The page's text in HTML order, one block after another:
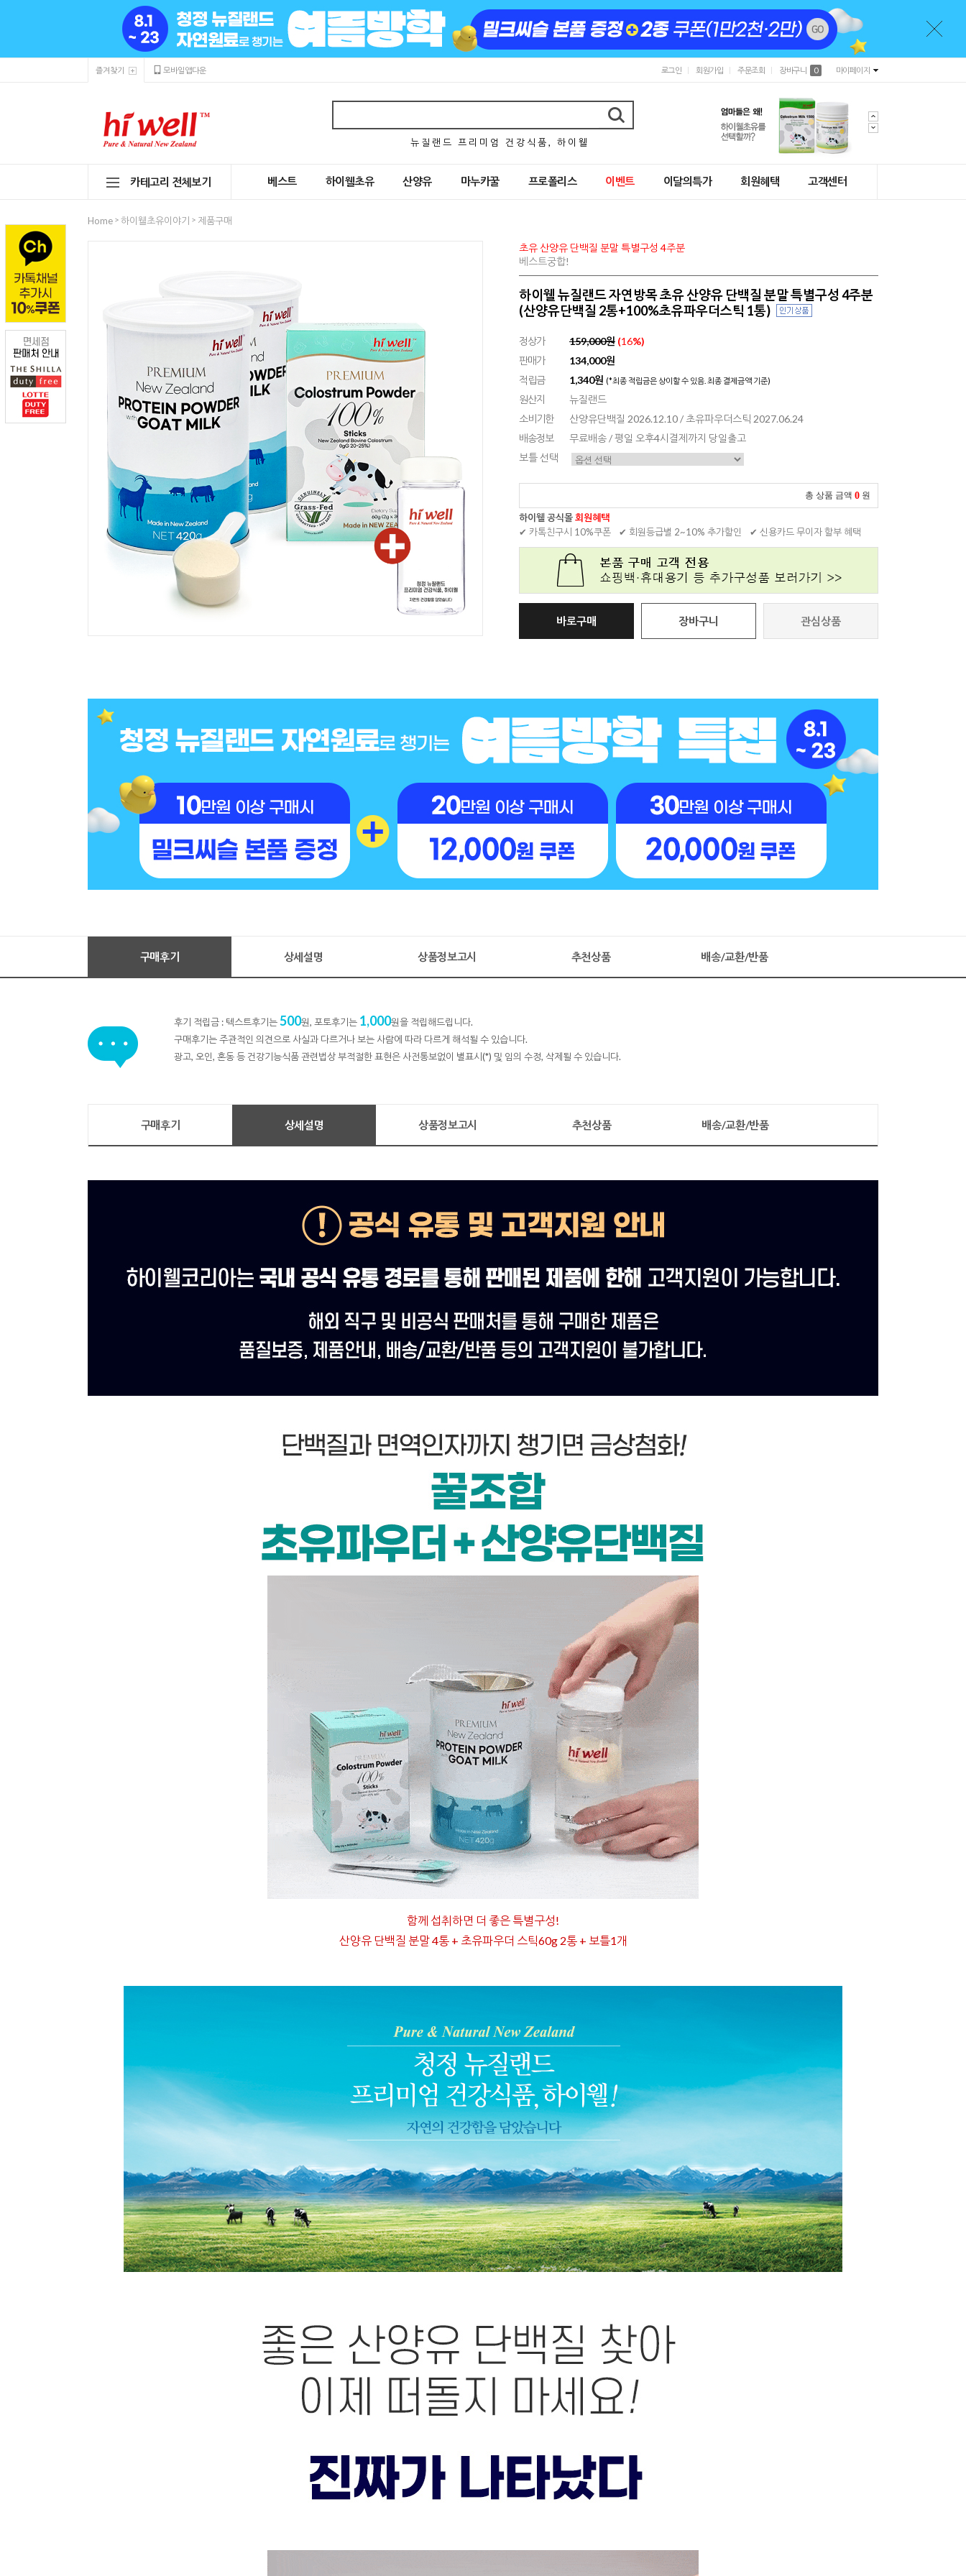
즐겨찾기 모바일앱다운 로그인 회원가입 주문조회 장바구니 0 마이페이지
뉴 질 랜 드 프 리 미 엄 건 강 식 품 , 하 이 웰
카테고리 전체보기 베스트 하이웰초유 산양유 마누카꿀 프로폴리스 이벤트 이달의특가 회원혜택 고객센터
Home > 하이웰초유이야기 > 제품구매
초유 산양유 단백질 분말 특별구성 4주분
베스트궁합!
하이웰 뉴질랜드 자연방목 초유 산양유 단백질 분말 특별구성 4주분
(산양유단백질 2통+100%초유파우더스틱 1통)
정상가 159,000원 (16%)
판매가
134,000원
적립금
1,340원 (*최종 적립금은 상이할 수 있음. 최종 결제금액 기준)
원산지
뉴질랜드
소비기한
산양유단백질 2026.12.10 / 초유파우더스틱 2027.06.24
배송정보
무료배송 / 평일 오후4시결제까지 당일출고
보틀 선택
총 상품 금액 0 원
하이웰 공식몰회원혜택
✔ 카톡친구시 10%쿠폰
✔ 회원등급별 2~10% 추가할인 ✔ 신용카드 무이자 할부 혜택
바로구매 장바구니 관심상품
구매후기 상세설명 상품정보고시 추천상품 배송/교환/반품
후기 적립금 : 텍스트후기는500원, 포토후기는 1,000원을 적립해드립니다.
구매후기는 주관적인 의견으로 사실과 다르거나 보는 사람에 따라 다르게 해석될 수 있습니다.
광고, 오인, 혼동 등 건강기능식품 관련법상 부적절한 표현은 사전통보없이 별표시(*) 및 임의 수정, 삭제될 수 있습니다.
구매후기 상세설명 상품정보고시 추천상품 배송/교환/반품
함께 섭취하면 더 좋은 특별구성!
산양유 단백질 분말 4통 + 초유파우더 스틱60g 2통 + 보틀1개